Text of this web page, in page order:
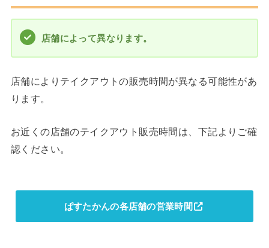
店舗によって異なります。
店舗によりテイクアウトの販売時間が異なる可能性があ
ります。
お近くの店舗のテイクアウト販売時間は、下記よりご確
認ください。
ぱすたかんの各店舗の営業時間